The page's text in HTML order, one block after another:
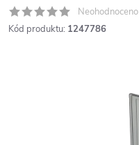
Neohodnoceno
Kód produktu: 1247786